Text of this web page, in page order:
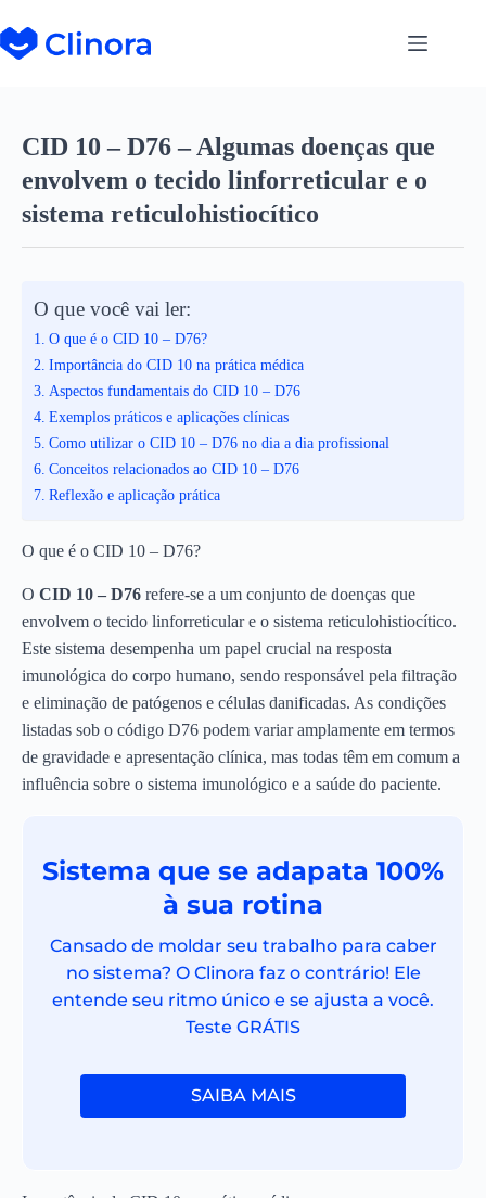
CID 10 – D76 – Algumas doenças que
envolvem o tecido linforreticular e o
sistema reticulohistiocítico
O que você vai ler:
O que é o CID 10 – D76?
Importância do CID 10 na prática médica
Aspectos fundamentais do CID 10 – D76
Exemplos práticos e aplicações clínicas
Como utilizar o CID 10 – D76 no dia a dia profissional
Conceitos relacionados ao CID 10 – D76
Reflexão e aplicação prática
O que é o CID 10 – D76?
O CID 10 – D76 refere-se a um conjunto de doenças que
envolvem o tecido linforreticular e o sistema reticulohistiocítico.
Este sistema desempenha um papel crucial na resposta
imunológica do corpo humano, sendo responsável pela filtração
e eliminação de patógenos e células danificadas. As condições
listadas sob o código D76 podem variar amplamente em termos
de gravidade e apresentação clínica, mas todas têm em comum a
influência sobre o sistema imunológico e a saúde do paciente.
Sistema que se adapata 100%
à sua rotina
Cansado de moldar seu trabalho para caber
no sistema? O Clinora faz o contrário! Ele
entende seu ritmo único e se ajusta a você.
Teste GRÁTIS
SAIBA MAIS